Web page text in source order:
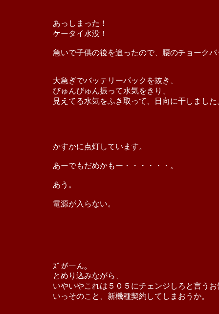
あっしまった！
ケータイ水没！
急いで子供の後を追ったので、腰のチョーク
大急ぎでバッテリーパックを抜き、
びゅんびゅん振って水気をきり、
見えてる水気をふき取って、日向に干しました
かすかに点灯しています。
あーでもだめかもー・・・・・・。
あう。
電源が入らない。
ｽﾞがーん。
とめり込みながら、
いやいやこれは５０５にチェンジしろと言う
いっそのこと、新機種契約してしまおうか。